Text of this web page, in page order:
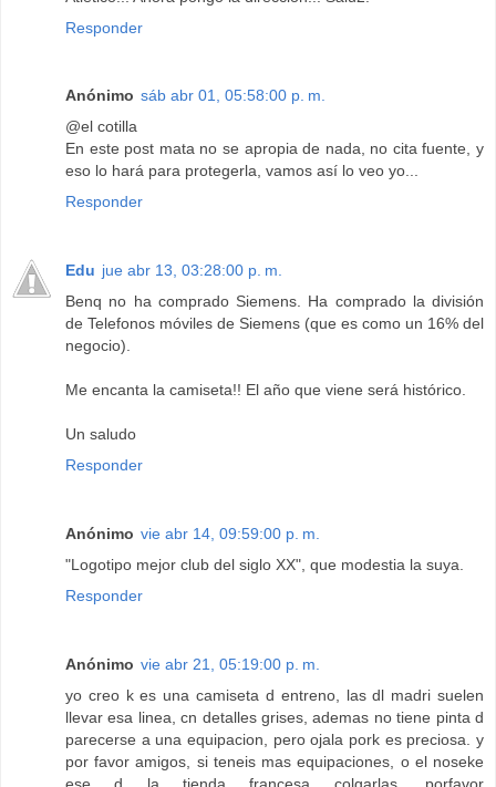
Responder
Anónimo sáb abr 01, 05:58:00 p. m.
@el cotilla
En este post mata no se apropia de nada, no cita fuente, y
eso lo hará para protegerla, vamos así lo veo yo...
Responder
Edu jue abr 13, 03:28:00 p. m.
Benq no ha comprado Siemens. Ha comprado la división
de Telefonos móviles de Siemens (que es como un 16% del
negocio).
Me encanta la camiseta!! El año que viene será histórico.
Un saludo
Responder
Anónimo vie abr 14, 09:59:00 p. m.
"Logotipo mejor club del siglo XX", que modestia la suya.
Responder
Anónimo vie abr 21, 05:19:00 p. m.
yo creo k es una camiseta d entreno, las dl madri suelen
llevar esa linea, cn detalles grises, ademas no tiene pinta d
parecerse a una equipacion, pero ojala pork es preciosa. y
por favor amigos, si teneis mas equipaciones, o el noseke